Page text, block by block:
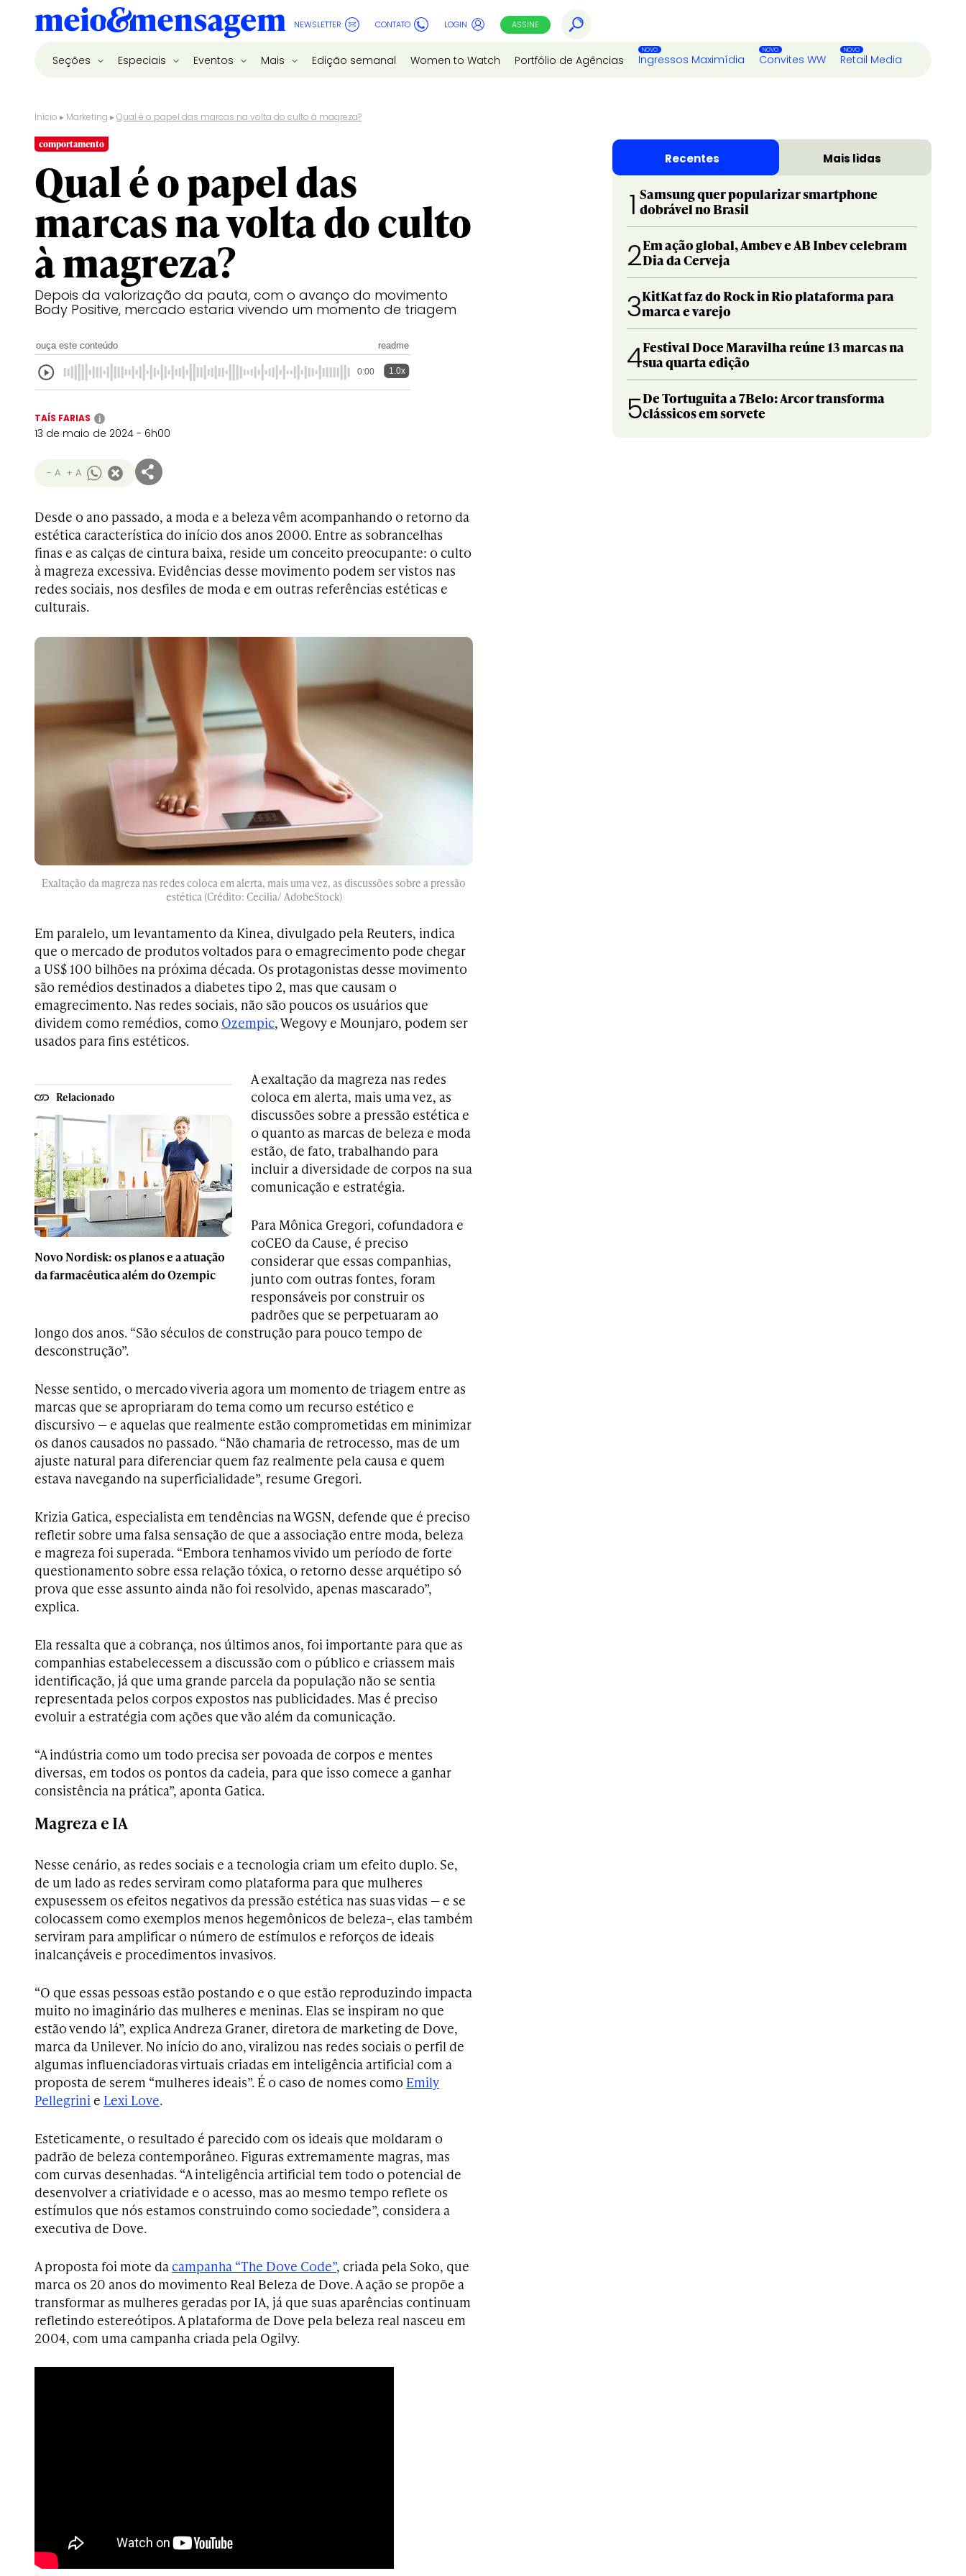
NEWSLETTER CONTATO LOGIN ASSINE
Seções Especiais Eventos Mais Edição semanal Women to Watch Portfólio de Agências Ingressos Maximídia Convites WW Retail Media
Início ▸ Marketing ▸Qual é o papel das marcas na volta do culto à magreza?
comportamento
Qual é o papel das
marcas na volta do culto
à magreza?
Depois da valorização da pauta, com o avanço do movimento
Body Positive, mercado estaria vivendo um momento de triagem
ouça este conteúdo readme
0:00 1.0x
TAÍS FARIAS i
13 de maio de 2024 - 6h00
- A + A
Desde o ano passado, a moda e a beleza vêm acompanhando o retorno da
estética característica do início dos anos 2000. Entre as sobrancelhas
finas e as calças de cintura baixa, reside um conceito preocupante: o culto
à magreza excessiva. Evidências desse movimento podem ser vistos nas
redes sociais, nos desfiles de moda e em outras referências estéticas e
culturais.
Exaltação da magreza nas redes coloca em alerta, mais uma vez, as discussões sobre a pressão
estética (Crédito: Cecilia/ AdobeStock)
Em paralelo, um levantamento da Kinea, divulgado pela Reuters, indica
que o mercado de produtos voltados para o emagrecimento pode chegar
a US$ 100 bilhões na próxima década. Os protagonistas desse movimento
são remédios destinados a diabetes tipo 2, mas que causam o
emagrecimento. Nas redes sociais, não são poucos os usuários que
dividem como remédios, como Ozempic, Wegovy e Mounjaro, podem ser
usados para fins estéticos.
Relacionado
Novo Nordisk: os planos e a atuação
da farmacêutica além do Ozempic
A exaltação da magreza nas redes
coloca em alerta, mais uma vez, as
discussões sobre a pressão estética e
o quanto as marcas de beleza e moda
estão, de fato, trabalhando para
incluir a diversidade de corpos na sua
comunicação e estratégia.
Para Mônica Gregori, cofundadora e
coCEO da Cause, é preciso
considerar que essas companhias,
junto com outras fontes, foram
responsáveis por construir os
padrões que se perpetuaram ao
longo dos anos. “São séculos de construção para pouco tempo de
desconstrução”.
Nesse sentido, o mercado viveria agora um momento de triagem entre as
marcas que se apropriaram do tema como um recurso estético e
discursivo — e aquelas que realmente estão comprometidas em minimizar
os danos causados no passado. “Não chamaria de retrocesso, mas de um
ajuste natural para diferenciar quem faz realmente pela causa e quem
estava navegando na superficialidade”, resume Gregori.
Krizia Gatica, especialista em tendências na WGSN, defende que é preciso
refletir sobre uma falsa sensação de que a associação entre moda, beleza
e magreza foi superada. “Embora tenhamos vivido um período de forte
questionamento sobre essa relação tóxica, o retorno desse arquétipo só
prova que esse assunto ainda não foi resolvido, apenas mascarado”,
explica.
Ela ressalta que a cobrança, nos últimos anos, foi importante para que as
companhias estabelecessem a discussão com o público e criassem mais
identificação, já que uma grande parcela da população não se sentia
representada pelos corpos expostos nas publicidades. Mas é preciso
evoluir a estratégia com ações que vão além da comunicação.
“A indústria como um todo precisa ser povoada de corpos e mentes
diversas, em todos os pontos da cadeia, para que isso comece a ganhar
consistência na prática”, aponta Gatica.
Magreza e IA
Nesse cenário, as redes sociais e a tecnologia criam um efeito duplo. Se,
de um lado as redes serviram como plataforma para que mulheres
expusessem os efeitos negativos da pressão estética nas suas vidas — e se
colocassem como exemplos menos hegemônicos de beleza–, elas também
serviram para amplificar o número de estímulos e reforços de ideais
inalcançáveis e procedimentos invasivos.
“O que essas pessoas estão postando e o que estão reproduzindo impacta
muito no imaginário das mulheres e meninas. Elas se inspiram no que
estão vendo lá”, explica Andreza Graner, diretora de marketing de Dove,
marca da Unilever. No início do ano, viralizou nas redes sociais o perfil de
algumas influenciadoras virtuais criadas em inteligência artificial com a
proposta de serem “mulheres ideais”. É o caso de nomes como Emily
Pellegrini e Lexi Love.
Esteticamente, o resultado é parecido com os ideais que moldaram o
padrão de beleza contemporâneo. Figuras extremamente magras, mas
com curvas desenhadas. “A inteligência artificial tem todo o potencial de
desenvolver a criatividade e o acesso, mas ao mesmo tempo reflete os
estímulos que nós estamos construindo como sociedade”, considera a
executiva de Dove.
A proposta foi mote da campanha “The Dove Code”, criada pela Soko, que
marca os 20 anos do movimento Real Beleza de Dove. A ação se propõe a
transformar as mulheres geradas por IA, já que suas aparências continuam
refletindo estereótipos. A plataforma de Dove pela beleza real nasceu em
2004, com uma campanha criada pela Ogilvy.
Recentes Mais lidas
1 Samsung quer popularizar smartphone
dobrável no Brasil
2Em ação global, Ambev e AB Inbev celebram
Dia da Cerveja
3KitKat faz do Rock in Rio plataforma para
marca e varejo
4Festival Doce Maravilha reúne 13 marcas na
sua quarta edição
5De Tortuguita a 7Belo: Arcor transforma
clássicos em sorvete